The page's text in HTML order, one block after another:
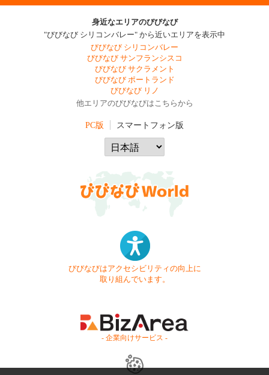
身近なエリアのびびなび
"びびなび シリコンバレー" から近いエリアを表示中
びびなび シリコンバレー
びびなび サンフランシスコ
びびなび サクラメント
びびなび ポートランド
びびなび リノ
他エリアのびびなびはこちらから
PC版 スマートフォン版
びびなびはアクセシビリティの向上に
取り組んでいます。
- 企業向けサービス -